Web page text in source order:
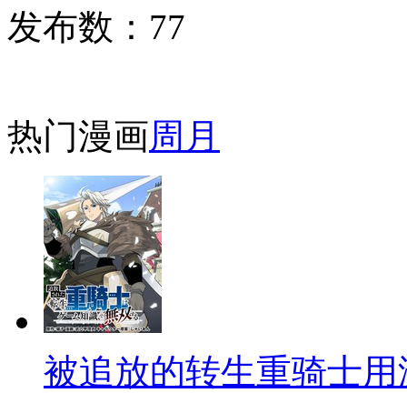
发布数： 77
热门漫画周 月
被追放的转生重骑士